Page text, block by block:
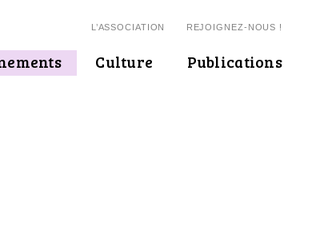
L’ASSOCIATION REJOIGNEZ-NOUS !
Culture Publications